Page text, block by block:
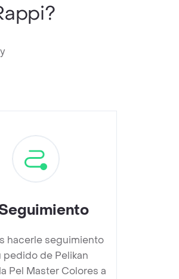
hacerle seguimiento
pedido de Pelikan
Pel Master Colores a